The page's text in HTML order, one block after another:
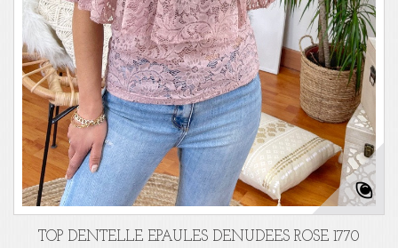
TOP DENTELLE EPAULES DENUDEES ROSE 1770